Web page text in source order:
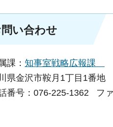
い合わせ
課： 知事室戦略広報課
県金沢市鞍月1丁目1番地
番号：076-225-1362
フ